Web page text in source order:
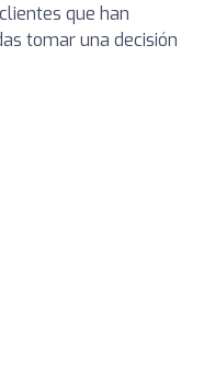
que han
tomar una decisión